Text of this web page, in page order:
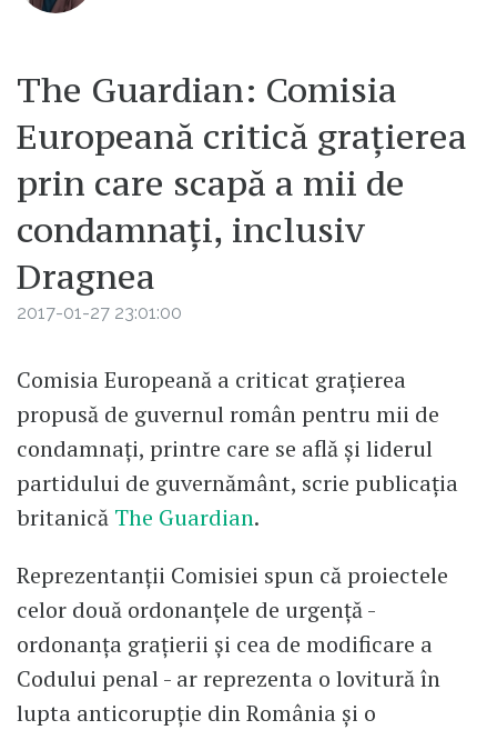
The Guardian: Comisia
Europeană critică grațierea
prin care scapă a mii de
condamnați, inclusiv
Dragnea
2017-01-27 23:01:00
Comisia Europeană a criticat grațierea
propusă de guvernul român pentru mii de
condamnați, printre care se află și liderul
partidului de guvernământ, scrie publicația
britanică The Guardian.
Reprezentanții Comisiei spun că proiectele
celor două ordonanțele de urgență -
ordonanța grațierii și cea de modificare a
Codului penal - ar reprezenta o lovitură în
lupta anticorupție din România și o